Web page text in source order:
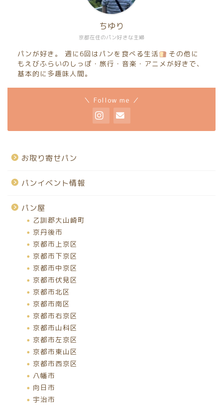
京都在住のパン好きな主婦
ちゆり
パンが好き。 週に6回はパンを食べる生活
その他に
もえびふらいのしっぽ・旅行・音楽・アニメが好きで、
基本的に多趣味人間。
＼ Follow me ／
お取り寄せパン
パンイベント情報
パン屋
乙訓郡大山崎町
京丹後市
京都市上京区
京都市下京区
京都市中京区
京都市伏見区
京都市北区
京都市南区
京都市右京区
京都市山科区
京都市左京区
京都市東山区
京都市西京区
八幡市
向日市
宇治市